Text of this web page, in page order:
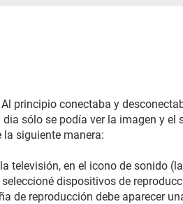
principio conectaba y
sólo se podía ver la imagen y el
siguiente manera:
televisión, en el icono de sonido
dispositivos de
de reproducción debe aparecer